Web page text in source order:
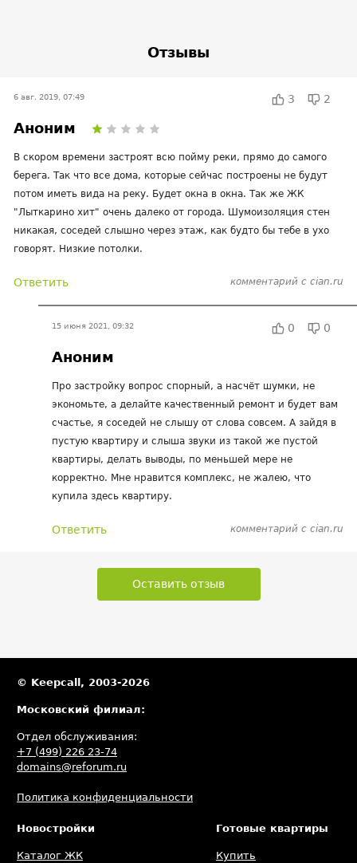
Отзывы
6 авг. 2019, 07:49 3 2
Аноним
В скором времени застроят всю пойму реки, прямо до самого
берега. Так что все дома, которые сейчас построены не будут
потом иметь вида на реку. Будет окна в окна. Так же ЖК
"Лыткарино хит" очень далеко от города. Шумоизоляция стен
никакая, соседей слышно через этаж, как будто бы тебе в ухо
говорят. Низкие потолки.
Ответить комментарий с cian.ru
15 июня 2021, 09:32 0 0
Аноним
Про застройку вопрос спорный, а насчёт шумки, не
экономьте, а делайте качественный ремонт и будет вам
счастье, я соседей не слышу от слова совсем. А зайдя в
пустую квартиру и слыша звуки из такой же пустой
квартиры, делать выводы, по меньшей мере не
корректно. Мне нравится комплекс, не жалею, что
купила здесь квартиру.
Ответить комментарий с cian.ru
Оставить отзыв
© Keepcall, 2003-2026
Московский филиал:
Отдел обслуживания:
+7 (499) 226 23-74
domains@reforum.ru
Политика конфиденциальности
Новостройки
Каталог ЖК
Готовые квартиры
Купить